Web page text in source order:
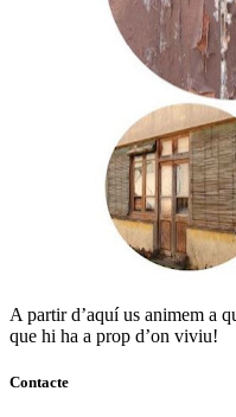
A partir d’aquí us animem a
que hi ha a prop d’on viviu!
Contacte